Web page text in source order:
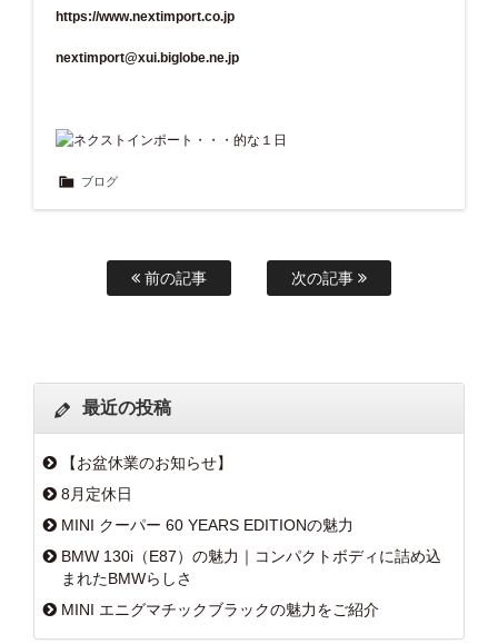
https://www.nextimport.co.jp
nextimport@xui.biglobe.ne.jp
ブログ
前の記事 次の記事
最近の投稿
【お盆休業のお知らせ】
8月定休日
MINI クーパー 60 YEARS EDITIONの魅力
BMW 130i（E87）の魅力｜コンパクトボディに詰め込
まれたBMWらしさ
MINI エニグマチックブラックの魅力をご紹介